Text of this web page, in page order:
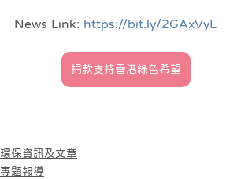
News Link: https://bit.ly/2GAxVyL
捐款支持香港綠色希望
環保資訊及文章
專題報導